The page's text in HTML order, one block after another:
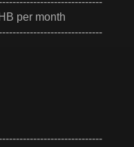
per month